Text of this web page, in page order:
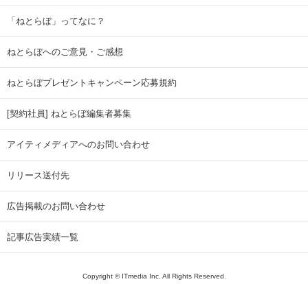
「ねとらぼ」ってなに？
ねとらぼへのご意見・ご感想
ねとらぼプレゼントキャンペーン応募規約
[契約社員] ねとらぼ編集者募集
アイティメディアへのお問い合わせ
リリース送付先
広告掲載のお問い合わせ
記事広告実績一覧
Copyright © ITmedia Inc. All Rights Reserved.